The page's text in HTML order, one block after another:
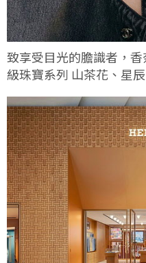
致享受目光的膽識者，香
級珠寶系列 山茶花、星